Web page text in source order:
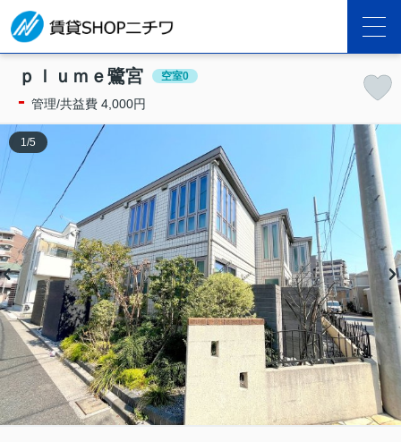
ｐｌｕｍｅ鷺宮 空室0
- 管理/共益費 4,000円
1 /5